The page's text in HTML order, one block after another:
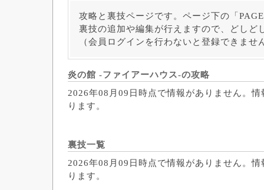
攻略と裏技ページです。ページ下の「
裏技の追加や編集が行えますので、どしど
（会員ログインを行わないと登録できませ
炎の館 -ファイアーハウス-の攻略
2026年08月09日時点で情報がありません。
ります。
裏技一覧
2026年08月09日時点で情報がありません。
ります。